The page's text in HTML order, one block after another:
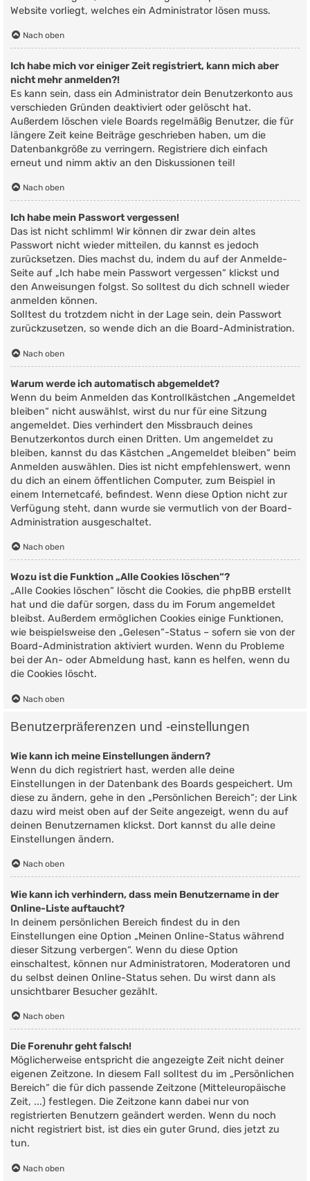
Website vorliegt, welches ein Administrator lösen muss.
Nach oben
Ich habe mich vor einiger Zeit registriert, kann mich aber
nicht mehr anmelden?!
Es kann sein, dass ein Administrator dein Benutzerkonto aus
verschieden Gründen deaktiviert oder gelöscht hat.
Außerdem löschen viele Boards regelmäßig Benutzer, die für
längere Zeit keine Beiträge geschrieben haben, um die
Datenbankgröße zu verringern. Registriere dich einfach
erneut und nimm aktiv an den Diskussionen teil!
Nach oben
Ich habe mein Passwort vergessen!
Das ist nicht schlimm! Wir können dir zwar dein altes
Passwort nicht wieder mitteilen, du kannst es jedoch
zurücksetzen. Dies machst du, indem du auf der Anmelde-
Seite auf „Ich habe mein Passwort vergessen“ klickst und
den Anweisungen folgst. So solltest du dich schnell wieder
anmelden können.
Solltest du trotzdem nicht in der Lage sein, dein Passwort
zurückzusetzen, so wende dich an die Board-Administration.
Nach oben
Warum werde ich automatisch abgemeldet?
Wenn du beim Anmelden das Kontrollkästchen „Angemeldet
bleiben“ nicht auswählst, wirst du nur für eine Sitzung
angemeldet. Dies verhindert den Missbrauch deines
Benutzerkontos durch einen Dritten. Um angemeldet zu
bleiben, kannst du das Kästchen „Angemeldet bleiben“ beim
Anmelden auswählen. Dies ist nicht empfehlenswert, wenn
du dich an einem öffentlichen Computer, zum Beispiel in
einem Internetcafé, befindest. Wenn diese Option nicht zur
Verfügung steht, dann wurde sie vermutlich von der Board-
Administration ausgeschaltet.
Nach oben
Wozu ist die Funktion „Alle Cookies löschen“?
„Alle Cookies löschen“ löscht die Cookies, die phpBB erstellt
hat und die dafür sorgen, dass du im Forum angemeldet
bleibst. Außerdem ermöglichen Cookies einige Funktionen,
wie beispielsweise den „Gelesen“-Status – sofern sie von der
Board-Administration aktiviert wurden. Wenn du Probleme
bei der An- oder Abmeldung hast, kann es helfen, wenn du
die Cookies löscht.
Nach oben
Benutzerpräferenzen und -einstellungen
Wie kann ich meine Einstellungen ändern?
Wenn du dich registriert hast, werden alle deine
Einstellungen in der Datenbank des Boards gespeichert. Um
diese zu ändern, gehe in den „Persönlichen Bereich“; der Link
dazu wird meist oben auf der Seite angezeigt, wenn du auf
deinen Benutzernamen klickst. Dort kannst du alle deine
Einstellungen ändern.
Nach oben
Wie kann ich verhindern, dass mein Benutzername in der
Online-Liste auftaucht?
In deinem persönlichen Bereich findest du in den
Einstellungen eine Option „Meinen Online-Status während
dieser Sitzung verbergen“. Wenn du diese Option
einschaltest, können nur Administratoren, Moderatoren und
du selbst deinen Online-Status sehen. Du wirst dann als
unsichtbarer Besucher gezählt.
Nach oben
Die Forenuhr geht falsch!
Möglicherweise entspricht die angezeigte Zeit nicht deiner
eigenen Zeitzone. In diesem Fall solltest du im „Persönlichen
Bereich“ die für dich passende Zeitzone (Mitteleuropäische
Zeit, ...) festlegen. Die Zeitzone kann dabei nur von
registrierten Benutzern geändert werden. Wenn du noch
nicht registriert bist, ist dies ein guter Grund, dies jetzt zu
tun.
Nach oben